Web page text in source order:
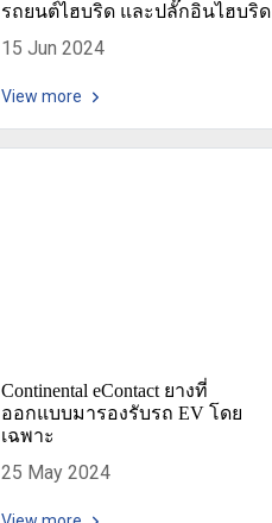
รถยนต์ไฮบริด และปลั๊กอินไฮบริด
15 Jun 2024
View more
Continental eContact ยางที่
ออกแบบมารองรับรถ EV โดย
เฉพาะ
25 May 2024